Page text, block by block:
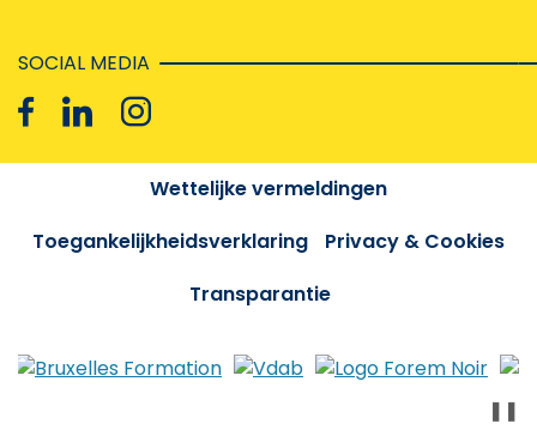
SOCIAL MEDIA
Wettelijke vermeldingen
Toegankelijkheidsverklaring
Privacy & Cookies
Transparantie
❚❚